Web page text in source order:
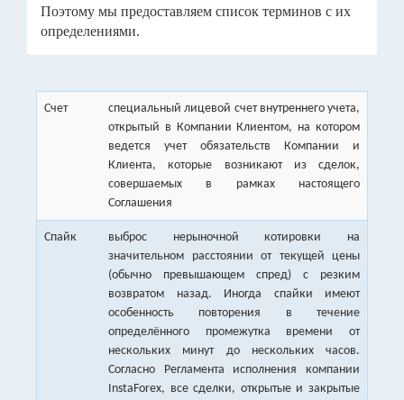
Поэтому мы предоставляем список терминов с их
определениями.
Счет
специальный лицевой счет внутреннего учета,
открытый в Компании Клиентом, на котором
ведется учет обязательств Компании и
Клиента, которые возникают из сделок,
совершаемых в рамках настоящего
Соглашения
Спайк
выброс нерыночной котировки на
значительном расстоянии от текущей цены
(обычно превышающем спред) с резким
возвратом назад. Иногда спайки имеют
особенность повторения в течение
определённого промежутка времени от
нескольких минут до нескольких часов.
Согласно Регламента исполнения компании
InstaForex, все сделки, открытые и закрытые